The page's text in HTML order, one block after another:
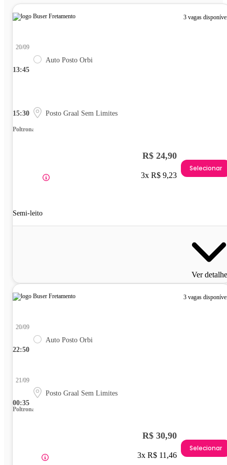
3 vagas
13:45
20/09
Auto Posto Orbi
15:30 Posto Graal Sem Limites
Poltrona
Semi-leito
R$ 24,90
3x R$ 9,23
Selecionar
Ver
3 vagas
22:50
20/09
Auto Posto Orbi
00:35
21/09
Posto Graal Sem Limites
Poltrona
R$ 30,90
3x R$ 11,46
Selecionar